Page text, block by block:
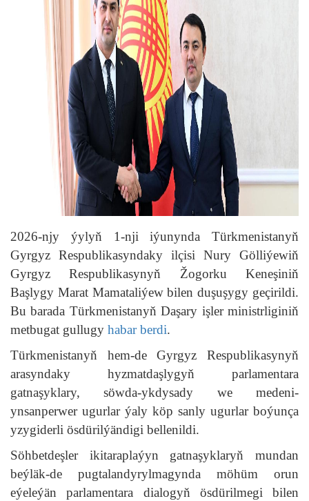
2026-njy ýylyň 1-nji iýunynda Türkmenistanyň
Gyrgyz Respublikasyndaky ilçisi Nury Gölliýewiň
Gyrgyz Respublikasynyň Žogorku Keneşiniň
Başlygy Marat Mamataliýew bilen duşuşygy geçirildi.
Bu barada Türkmenistanyň Daşary işler ministrliginiň
metbugat gullugy habar berdi.
Türkmenistanyň hem-de Gyrgyz Respublikasynyň
arasyndaky hyzmatdaşlygyň parlamentara
gatnaşyklary, söwda-ykdysady we medeni-
ynsanperwer ugurlar ýaly köp sanly ugurlar boýunça
yzygiderli ösdürilýändigi bellenildi.
Söhbetdeşler ikitaraplaýyn gatnaşyklaryň mundan
beýläk-de pugtalandyrylmagynda möhüm orun
eýeleýän parlamentara dialogyň ösdürilmegi bilen